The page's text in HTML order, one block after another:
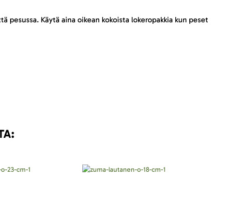
Käytä aina oikean kokoista lokeropakkia kun peset